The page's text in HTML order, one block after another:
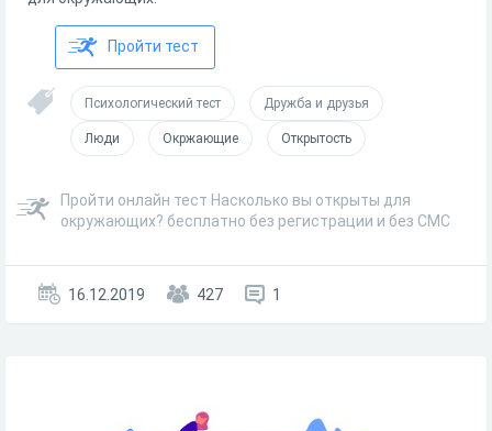
Пройти тест
Психологический тест Дружба и друзья
Люди Окржающие Открытость
Пройти онлайн тест Насколько вы открыты для
окружающих? бесплатно без регистрации и без СМС
16.12.2019 427 1